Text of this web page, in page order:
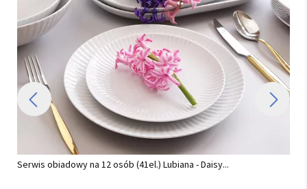
12 osób (41el.) Lubiana - Daisy... Serwis obiadowy na